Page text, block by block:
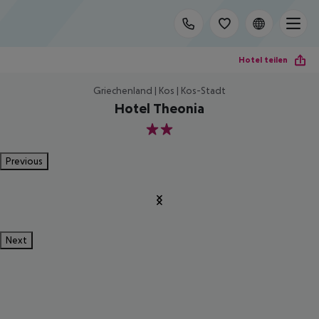
Hotel teilen
Griechenland | Kos | Kos-Stadt
Hotel Theonia
2
Previous
Next